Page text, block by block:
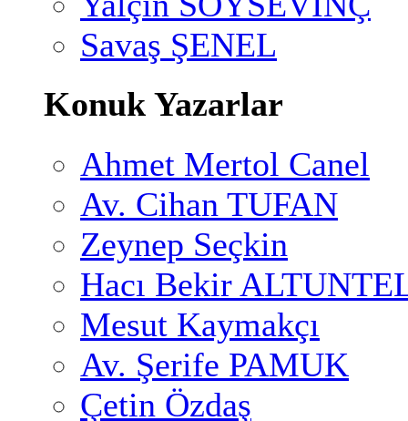
Savaş ŞENEL
Konuk Yazarlar
Ahmet Mertol Canel
Av. Cihan TUFAN
Zeynep Seçkin
Hacı Bekir
Mesut Kaymakçı
Av. Şerife PAMUK
Çetin Özdaş